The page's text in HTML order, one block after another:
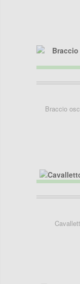
Braccio